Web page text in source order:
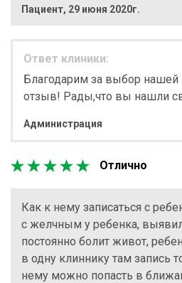
Пациент, 29 июня 2020г.
Ответ клиники:
Благодарим за выбор нашей
отзыв! Рады,что вы нашли
Администрация
Отлично
Как к нему записаться с
с желчным у ребенка,
постоянно болит живот,
в одну клиннику там запись
нему можно попасть в